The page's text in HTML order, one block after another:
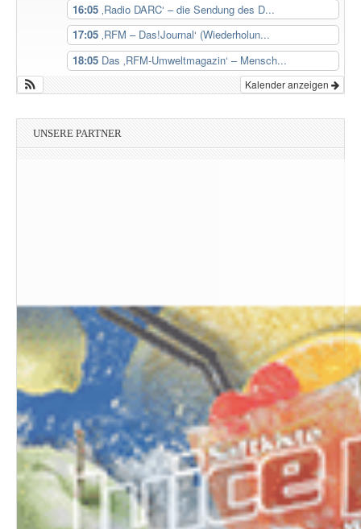
16:05 ‚Radio DARC‘ – die Sendung des D...
17:05 ‚RFM – Das!Journal‘ (Wiederholun...
18:05 Das ‚RFM-Umweltmagazin‘ – Mensch...
Kalender anzeigen
UNSERE PARTNER